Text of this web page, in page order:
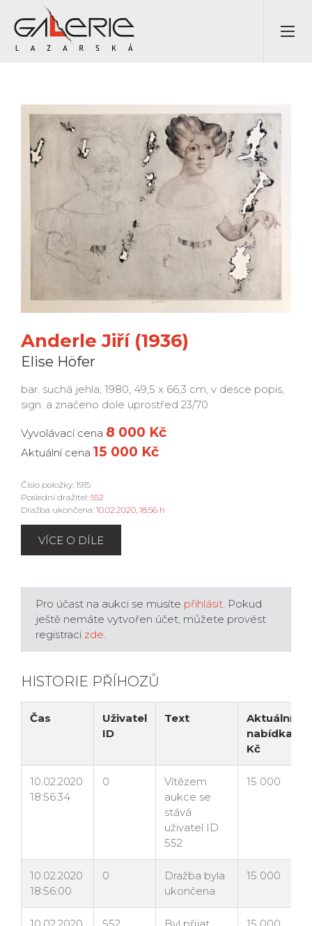
Anderle Jiří (1936)
Elise Höfer
bar. suchá jehla, 1980, 49,5 x 66,3 cm, v desce popis,
sign. a značeno dole uprostřed 23/70
Vyvolávací cena 8 000 Kč
Aktuální cena 15 000 Kč
Číslo položky: 1915
Poslední dražitel: 552
Dražba ukončena: 10.02.2020, 18:56 h
VÍCE O DÍLE
Pro účast na aukci se musíte přihlásit . Pokud
ještě nemáte vytvořen účet, můžete provést
registraci zde
HISTORIE PŘÍHOZŮ